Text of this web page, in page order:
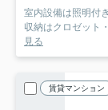
室内設備は照明付
収納はクロゼット
見る
賃貸マンション